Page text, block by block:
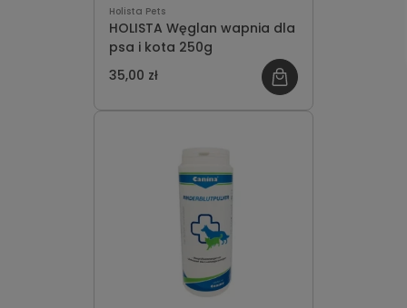
Holista Pets
HOLISTA Węglan wapnia dla
psa i kota 250g
35,00 zł